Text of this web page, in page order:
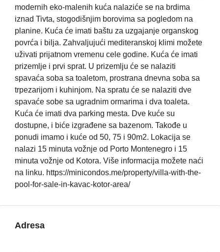
modernih eko-malenih kuća nalaziće se na brdima
iznad Tivta, stogodišnjim borovima sa pogledom na
planine. Kuća će imati baštu za uzgajanje organskog
povrća i bilja. Zahvaljujući mediteranskoj klimi možete
uživati ​​prijatnom vremenu cele godine. Kuća će imati
prizemlje i prvi sprat. U prizemlju će se nalaziti
spavaća soba sa toaletom, prostrana dnevna soba sa
trpezarijom i kuhinjom. Na spratu će se nalaziti dve
spavaće sobe sa ugradnim ormarima i dva toaleta.
Kuća će imati dva parking mesta. Dve kuće su
dostupne, i biće izgrađene sa bazenom. Takođe u
ponudi imamo i kuće od 50, 75 i 90m2. Lokacija se
nalazi 15 minuta vožnje od Porto Montenegro i 15
minuta vožnje od Kotora. Više informacija možete naći
na linku. https://minicondos.me/property/villa-with-the-
pool-for-sale-in-kavac-kotor-area/
Adresa